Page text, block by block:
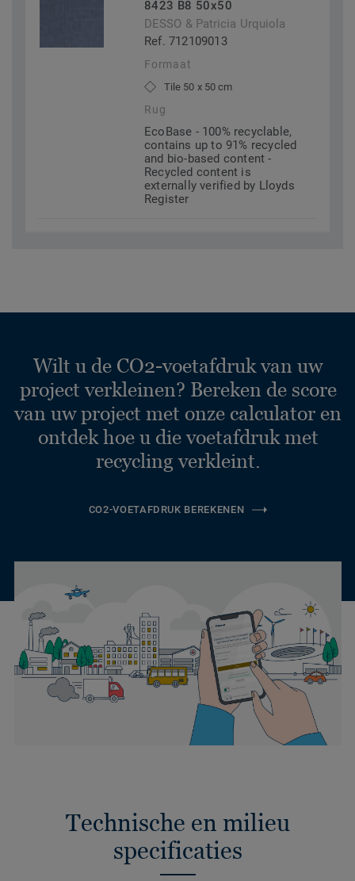
8423 B8 50x50
DESSO & Patricia Urquiola
Ref. 712109013
Formaat
Tile 50 x 50 cm
Rug
EcoBase - 100% recyclable,
contains up to 91% recycled
and bio-based content -
Recycled content is
externally verified by Lloyds
Register
Wilt u de CO2-voetafdruk van uw
project verkleinen? Bereken de score
van uw project met onze calculator en
ontdek hoe u die voetafdruk met
recycling verkleint.
CO2-VOETAFDRUK BEREKENEN
Technische en milieu
specificaties